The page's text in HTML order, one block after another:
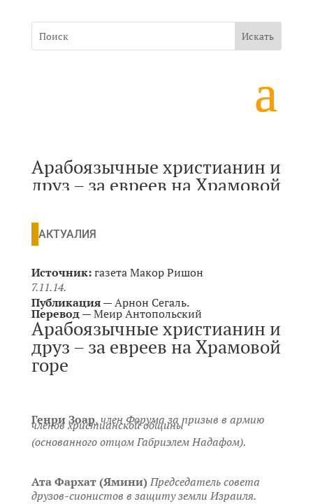
Арабоязычные христианин и
друз – за евреев на Храмовой
АКТУАЛИЯ
Источник:газета Макор Ришон
7.11.14.
Публикация—Арнон Сегаль.
Перевод—Меир Антопольский
Арабоязычные христианин и
друз – за евреев на Храмовой
горе
Генри Зоар,член Форума за призыв в армию
членов христианской общины
(основанного отцом Габриэлем Надафом).
Ата Фархат (Ямини)Председатель совета
друзов-сионистов в защиту земли Израиля.